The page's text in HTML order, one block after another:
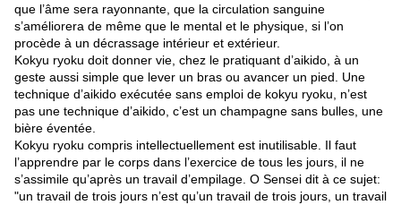
que l’âme sera rayonnante, que la circulation sanguine
s’améliorera de même que le mental et le physique, si l’on
procède à un décrassage intérieur et extérieur.
Kokyu ryoku doit donner vie, chez le pratiquant d’aikido, à un
geste aussi simple que lever un bras ou avancer un pied. Une
technique d’aikido exécutée sans emploi de kokyu ryoku, n’est
pas une technique d’aikido, c’est un champagne sans bulles, une
bière éventée.
Kokyu ryoku compris intellectuellement est inutilisable. Il faut
l’apprendre par le corps dans l’exercice de tous les jours, il ne
s’assimile qu’après un travail d’empilage. O Sensei dit à ce sujet:
"un travail de trois jours n’est qu’un travail de trois jours, un travail